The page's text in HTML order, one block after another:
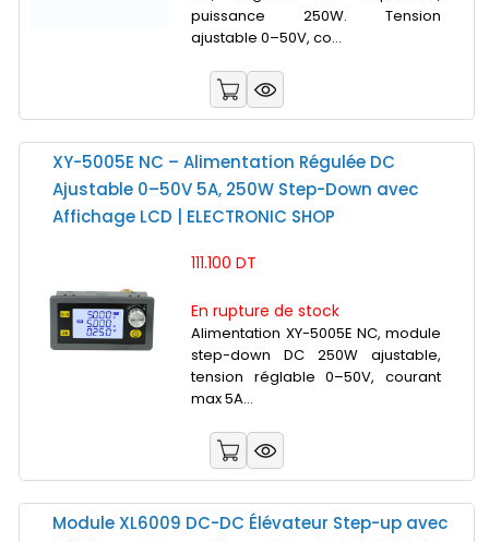
puissance 250W. Tension
ajustable 0–50V, co...
XY-5005E NC – Alimentation Régulée DC
Ajustable 0–50V 5A, 250W Step-Down avec
Affichage LCD | ELECTRONIC SHOP
111.100 DT
En rupture de stock
Alimentation XY-5005E NC, module
step-down DC 250W ajustable,
tension réglable 0–50V, courant
max 5A...
Module XL6009 DC-DC Élévateur Step-up avec